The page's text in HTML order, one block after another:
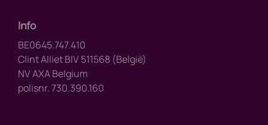
Info
BE0645.747.410
Clint Alliet BIV 511568 (België)
NV AXA Belgium
polisnr. 730.390.160